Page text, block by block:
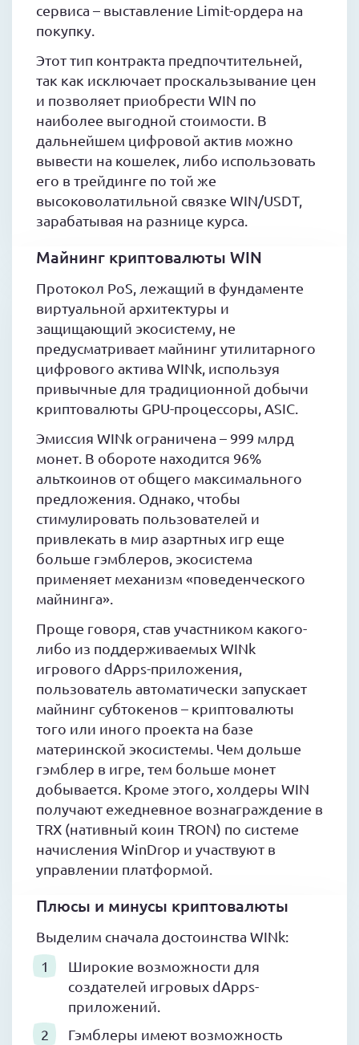
сервиса – выставление Limit-ордера на
покупку.
Этот тип контракта предпочтительней,
так как исключает проскальзывание цен
и позволяет приобрести WIN по
наиболее выгодной стоимости. В
дальнейшем цифровой актив можно
вывести на кошелек, либо использовать
его в трейдинге по той же
высоковолатильной связке WIN/USDT,
зарабатывая на разнице курса.
Майнинг криптовалюты WIN
Протокол PoS, лежащий в фундаменте
виртуальной архитектуры и
защищающий экосистему, не
предусматривает майнинг утилитарного
цифрового актива WINk, используя
привычные для традиционной добычи
криптовалюты GPU-процессоры, ASIC.
Эмиссия WINk ограничена – 999 млрд
монет. В обороте находится 96%
альткоинов от общего максимального
предложения. Однако, чтобы
стимулировать пользователей и
привлекать в мир азартных игр еще
больше гэмблеров, экосистема
применяет механизм «поведенческого
майнинга».
Проще говоря, став участником какого-
либо из поддерживаемых WINk
игрового dApps-приложения,
пользователь автоматически запускает
майнинг субтокенов – криптовалюты
того или иного проекта на базе
материнской экосистемы. Чем дольше
гэмблер в игре, тем больше монет
добывается. Кроме этого, холдеры WIN
получают ежедневное вознаграждение в
TRX (нативный коин TRON) по системе
начисления WinDrop и участвуют в
управлении платформой.
Плюсы и минусы криптовалюты
Выделим сначала достоинства WINk:
Широкие возможности для
создателей игровых dApps-
приложений.
Гэмблеры имеют возможность